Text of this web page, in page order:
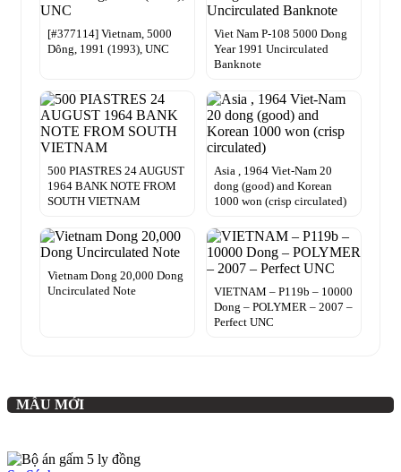
[#377114] Vietnam, 5000
Dông, 1991 (1993), UNC
Viet Nam P-108 5000 Dong
Year 1991 Uncirculated
Banknote
500 PIASTRES 24 AUGUST
1964 BANK NOTE FROM
SOUTH VIETNAM
Asia , 1964 Viet-Nam 20
dong (good) and Korean
1000 won (crisp circulated)
Vietnam Dong 20,000 Dong
Uncirculated Note
VIETNAM – P119b – 10000
Dong – POLYMER – 2007 –
Perfect UNC
MẪU MỚI